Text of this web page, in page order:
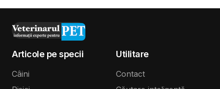
Articole pe specii
Câini
Utilitare
Contact